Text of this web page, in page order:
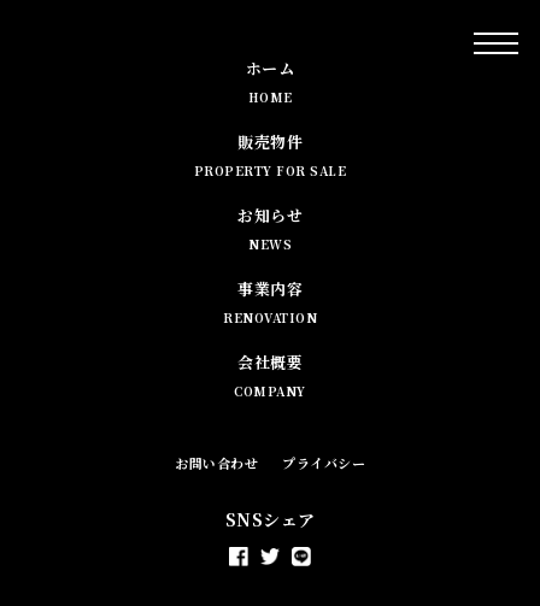
ホーム
HOME
販売物件
PROPERTY FOR SALE
お知らせ
NEWS
事業内容
RENOVATION
会社概要
COMPANY
お問い合わせ プライバシー
SNSシェア